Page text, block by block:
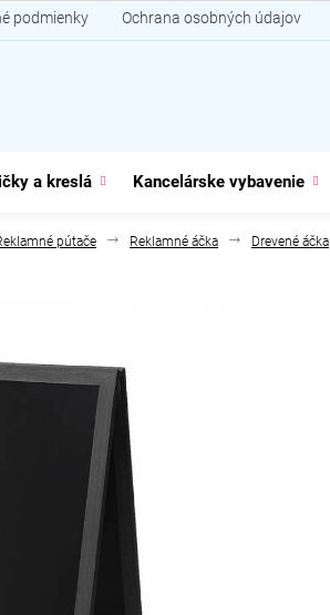
podmienky Ochrana osobných údajov
a kreslá Kancelárske vybavenie
pútače Reklamné áčka Drevené áčka